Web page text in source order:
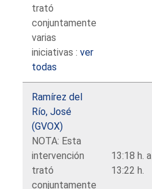
trató
conjuntamente
varias
iniciativas :ver
todas
Ramírez del
Río, José
(GVOX)
NOTA: Esta
intervención
trató
conjuntamente
13:18 h. a
13:22 h.